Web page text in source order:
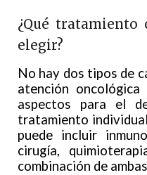
¿Qué tratamiento
elegir?
No hay dos tipos de
atención
aspectos para el
tratamiento
puede incluir
cirugía,
combinación de